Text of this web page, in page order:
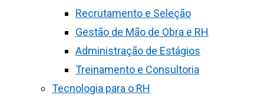
Recrutamento e Seleção
Gestão de Mão de Obra e RH
Administração de Estágios
Treinamento e Consultoria
Tecnologia para o RH